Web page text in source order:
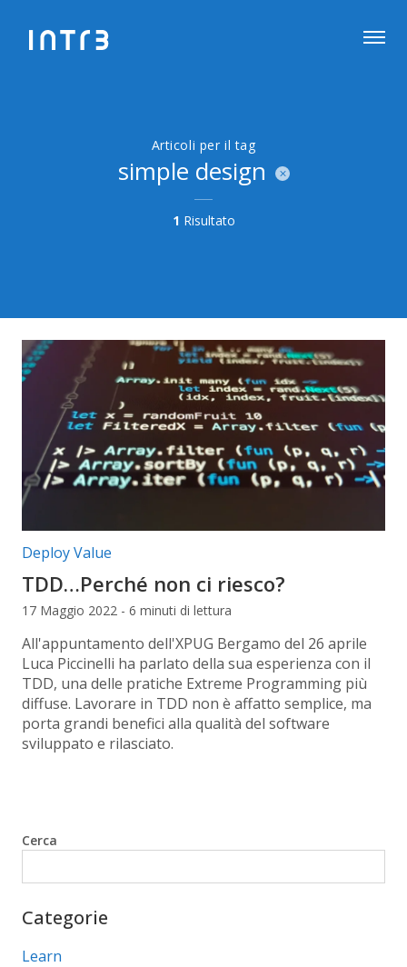
Articoli per il tag
simple design
1 Risultato
Categorie articolo:
Deploy Value
TDD…Perché non ci riesco?
17 Maggio 2022 - 6 minuti di lettura
All'appuntamento dell'XPUG Bergamo del 26 aprile
Luca Piccinelli ha parlato della sua esperienza con il
TDD, una delle pratiche Extreme Programming più
diffuse. Lavorare in TDD non è affatto semplice, ma
porta grandi benefici alla qualità del software
sviluppato e rilasciato.
Cerca
Categorie
Learn